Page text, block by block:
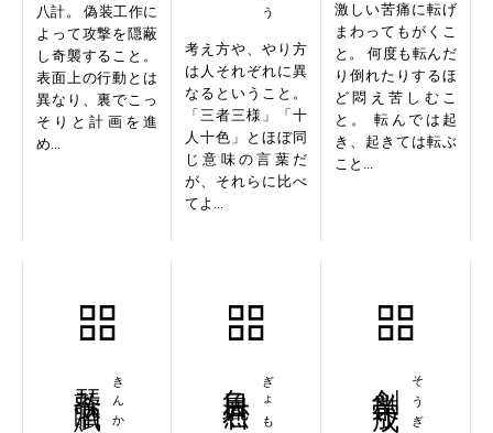
八計。 偽装工作に
よって攻撃を隠蔽
し奇襲すること。
表面上の行動とは
異なり、裏でこっ
そりと計画を進
め...
考え方や、やり方
は人それぞれに異
なるということ。
「三者三様」「十
人十色」とほぼ同
じ意味の言葉だ
が、それらに比べ
てよ...
激しい苦痛に転げ
まわってもがくこ
と。 何度も転んだ
り倒れたりするほ
ど悶え苦しむこ
と。 転んでは起
き、起きては転ぶ
こと...